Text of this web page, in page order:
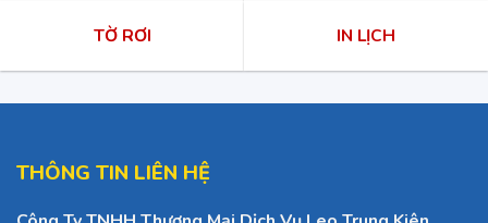
TỜ RƠI IN LỊCH
THÔNG TIN LIÊN HỆ